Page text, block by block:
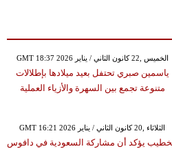
GMT 18:37 2026 الخميس ,22 كانون الثاني / يناير
ياسمين صبري تحتفل بعيد ميلادها بإطلالات
متنوعة تجمع بين السهرة والأزياء العملية
GMT 16:21 2026 الثلاثاء ,20 كانون الثاني / يناير
يؤكد أن مشاركة السعودية في دافوس